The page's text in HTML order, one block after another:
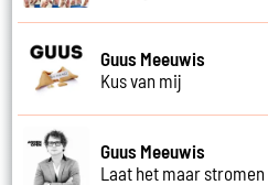
Guus Meeuwis
Kus van mij
Guus Meeuwis
Laat het maar stromen